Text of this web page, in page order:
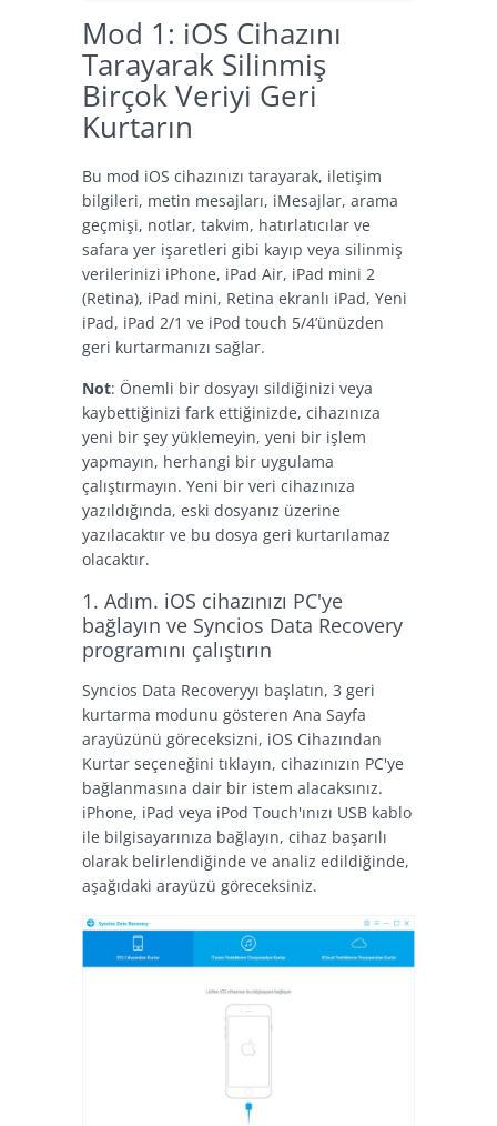
Mod 1: iOS Cihazını
Tarayarak Silinmiş
Birçok Veriyi Geri
Kurtarın
Bu mod iOS cihazınızı tarayarak, iletişim
bilgileri, metin mesajları, iMesajlar, arama
geçmişi, notlar, takvim, hatırlatıcılar ve
safara yer işaretleri gibi kayıp veya silinmiş
verilerinizi iPhone, iPad Air, iPad mini 2
(Retina), iPad mini, Retina ekranlı iPad, Yeni
iPad, iPad 2/1 ve iPod touch 5/4’ünüzden
geri kurtarmanızı sağlar.
Not: Önemli bir dosyayı sildiğinizi veya
kaybettiğinizi fark ettiğinizde, cihazınıza
yeni bir şey yüklemeyin, yeni bir işlem
yapmayın, herhangi bir uygulama
çalıştırmayın. Yeni bir veri cihazınıza
yazıldığında, eski dosyanız üzerine
yazılacaktır ve bu dosya geri kurtarılamaz
olacaktır.
1. Adım. iOS cihazınızı PC'ye
bağlayın ve Syncios Data Recovery
programını çalıştırın
Syncios Data Recoveryyı başlatın, 3 geri
kurtarma modunu gösteren Ana Sayfa
arayüzünü göreceksizni, iOS Cihazından
Kurtar seçeneğini tıklayın, cihazınızın PC'ye
bağlanmasına dair bir istem alacaksınız.
iPhone, iPad veya iPod Touch'ınızı USB kablo
ile bilgisayarınıza bağlayın, cihaz başarılı
olarak belirlendiğinde ve analiz edildiğinde,
aşağıdaki arayüzü göreceksiniz.